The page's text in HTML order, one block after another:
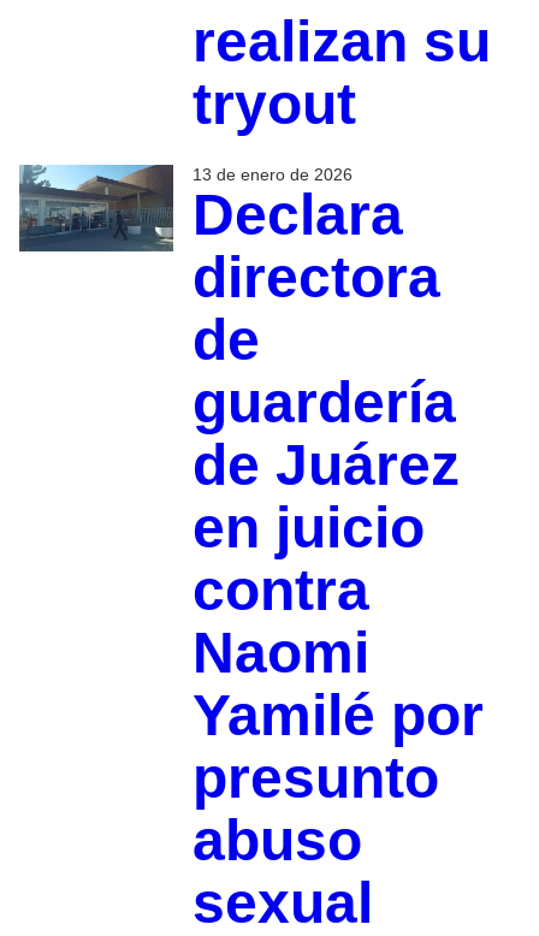
realizan su
tryout
13 de enero de 2026
Declara
directora
de
guardería
de Juárez
en juicio
contra
Naomi
Yamilé por
presunto
abuso
sexual